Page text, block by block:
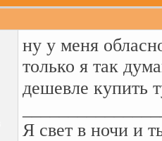
ну у меня
только я так
дешевле купить
Я свет в ночи и